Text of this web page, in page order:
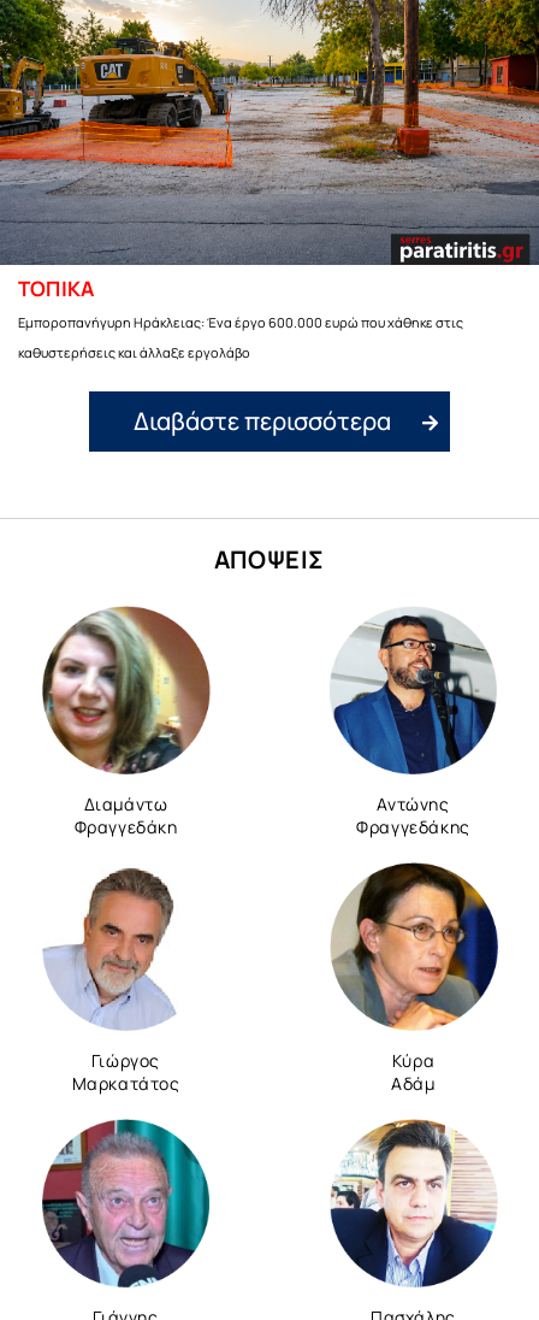
ΤΟΠΙΚΑ
Εμποροπανήγυρη Ηράκλειας: Ένα έργο 600.000 ευρώ που χάθηκε στις
καθυστερήσεις και άλλαξε εργολάβο
Διαβάστε περισσότερα
ΑΠΟΨΕΙΣ
Διαμάντω
Φραγγεδάκη
Αντώνης
Φραγγεδάκης
Γιώργος
Μαρκατάτος
Κύρα
Αδάμ